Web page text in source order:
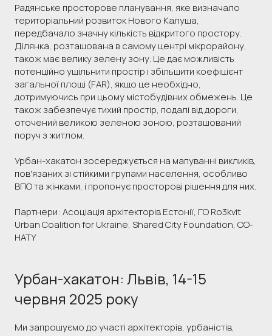
Радянське просторове планування, яке визначало
територіальний розвиток Нового Калуша,
передбачало значну кількість відкритого простору.
Ділянка, розташована в самому центрі мікрорайону,
також має велику зелену зону. Це дає можливість
потенційно ущільнити простір і збільшити коефіцієнт
загальної площі (FAR), якщо це необхідно,
дотримуючись при цьому містобудівних обмежень. Це
також забезпечує тихий простір, подалі від дороги,
оточений великою зеленою зоною, розташований
поруч з житлом.
Урбан-хакатон зосереджується на мапуванні викликів,
пов'язаних зі стійкими групами населення, особливо
ВПО та жінками, і пропонує просторові рішення для них.
Партнери: Асоціація архітекторів Естонії, ГО Ro3kvit
Urban Coalition for Ukraine, Shared City Foundation, CO-
HATY
Урбан-хакатон: Львів, 14-15
червня 2025 року
Ми запрошуємо до участі архітекторів, урбаністів,